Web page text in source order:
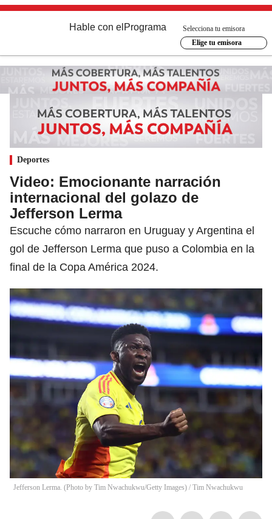
Hable con el Programa
Selecciona tu emisora
Elige tu emisora
Deportes
Video: Emocionante narración
internacional del golazo de
Jefferson Lerma
Escuche cómo narraron en Uruguay y Argentina el
gol de Jefferson Lerma que puso a Colombia en la
final de la Copa América 2024.
Jefferson Lerma. (Photo by Tim Nwachukwu/Getty Images) / Tim Nwachukwu